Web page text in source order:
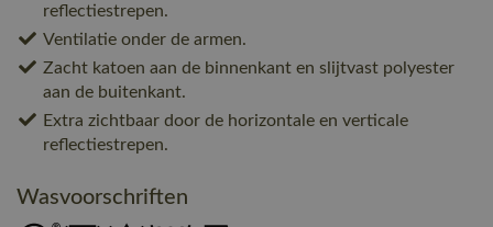
reflectiestrepen.
Ventilatie onder de armen.
Zacht katoen aan de binnenkant en slijtvast polyester
aan de buitenkant.
Extra zichtbaar door de horizontale en verticale
reflectiestrepen.
Wasvoorschriften